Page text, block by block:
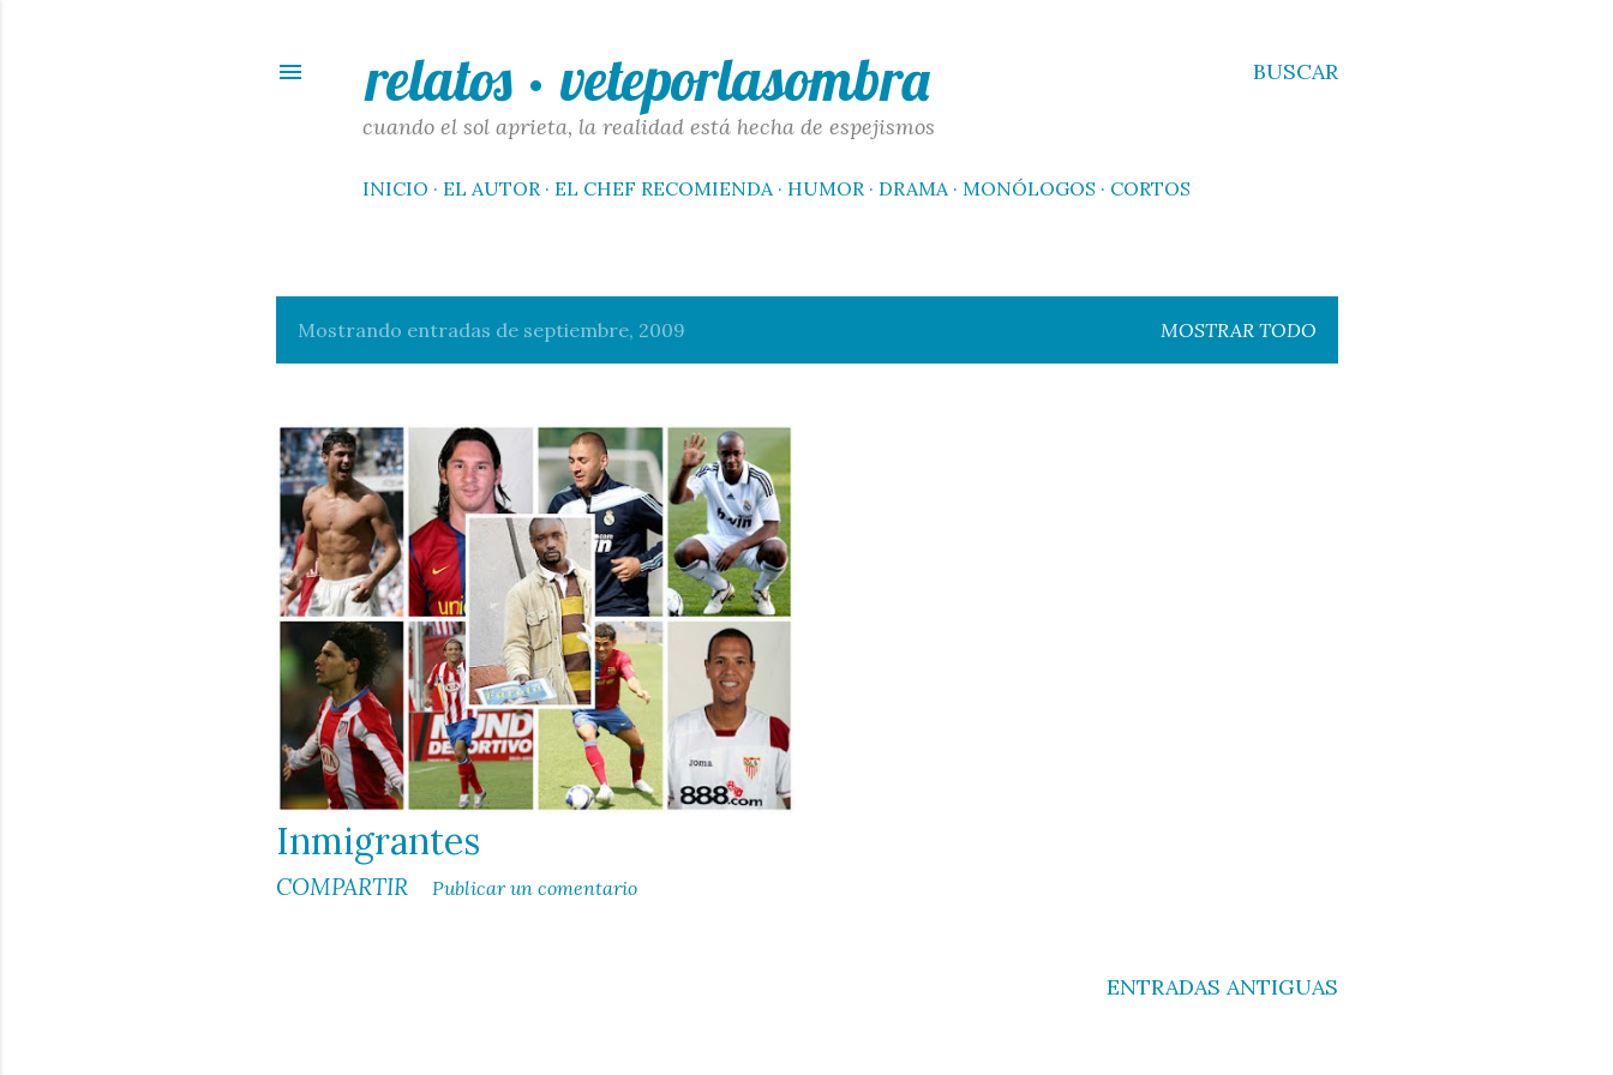
BUSCAR
relatos · veteporlasombra
cuando el sol aprieta, la realidad está hecha de espejismos
INICIO EL AUTOR EL CHEF RECOMIENDA HUMOR DRAMA MONÓLOGOS CORTOS
t
r
a
d
a
s
Mostrando entradas de septiembre, 2009 MOSTRAR TODO
Inmigrantes
COMPARTIR Publicar un comentario
ENTRADAS ANTIGUAS